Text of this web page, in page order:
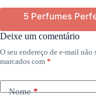
5 Perfumes
Deixe um comentário
O seu endereço de e-mail não
marcados com *
Nome*